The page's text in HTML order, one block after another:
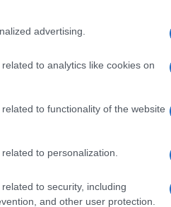
advertising.
to analytics like cookies on
to functionality of the website
to personalization.
to security, including
and other user protection.
con la Lega di
assunse
Gianni
Farnesina. In
al Cavaliere il
al Presidente
era una
gravità del